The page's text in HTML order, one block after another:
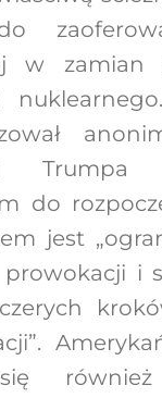
w zamian
Trumpa
do
jest
prowokacji i
się